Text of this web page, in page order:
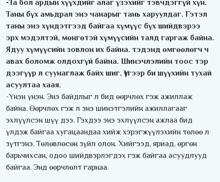
-Та бол ардын хүүхдийг алаг үзэхийг тэвчдэггүй хүн.
Таны бүх амьдрал энэ чанарыг тань харуулдаг. Гэтэл
таны энэ хүндэтгээд байгаа хүмүүс бүх шийдвэрээ
эрх мэдэлтэй, мөнгөтэй хүмүүсийн талд гаргаж байна.
Ядуу хүмүүсийн зовлон их байна. тэдэнд өмгөөлөгч ч
авах боломж олдохгүй байна. Шинэчлэлийн тоос тэр
дээгүүр л суунаглаж байх шиг. Үүгээр би шүүхийн тухай
асуултаа хаая.
-Үнэн үнэн. Энэ байдлыг л бид өөрчлөх гэж ажиллаж
байна. Өөрчлөх гэж л энэ шинэтгэлийн ажиллагааг
эхлүүлсэн шүү дээ. Гэхдээ энэ эхлүүлсэн ажлаа бид
үлдэж байгаа хугацаандаа хийж хэрэгжүүлэхийн төлөө л
зүтгэнэ. Төлөвлөсөн зүйл олон. Хийгээд, яриад, өргөн
барьчихсан, одоо шийдвэрлэгдэх гэж байгаа асуудлууд
байгаа. Энд өөрчлөлт гарнаа.